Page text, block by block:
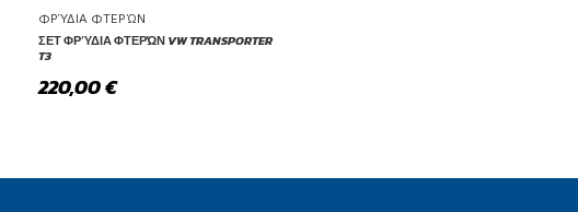
ΦΡΎΔΙΑ ΦΤΕΡΏΝ
ΣΕΤ ΦΡΎΔΙΑ ΦΤΕΡΏΝ VW TRANSPORTER
T3
220,00€